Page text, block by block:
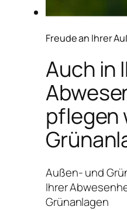
Freude an Ihrer
Auch in
pflegen
Außen- und
Ihrer
Grünanlagen